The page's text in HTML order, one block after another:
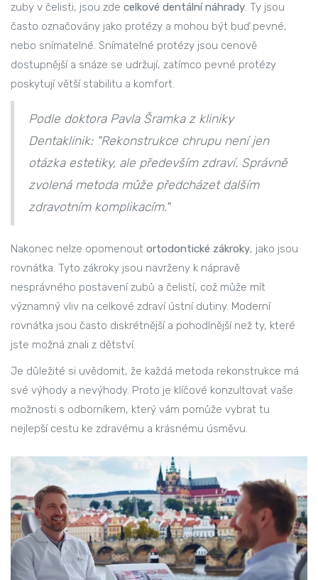
zuby v čelisti, jsou zde celkové dentální náhrady. Ty jsou
často označovány jako protézy a mohou být buď pevné,
nebo snímatelné. Snímatelné protézy jsou cenově
dostupnější a snáze se udržují, zatímco pevné protézy
poskytují větší stabilitu a komfort.
Podle doktora Pavla Šramka z kliniky
Dentaklinik: "Rekonstrukce chrupu není jen
otázka estetiky, ale především zdraví. Správně
zvolená metoda může předcházet dalším
zdravotním komplikacím."
Nakonec nelze opomenout ortodontické zákroky, jako jsou
rovnátka. Tyto zákroky jsou navrženy k nápravě
nesprávného postavení zubů a čelistí, což může mít
významný vliv na celkové zdraví ústní dutiny. Moderní
rovnátka jsou často diskrétnější a pohodlnější než ty, které
jste možná znali z dětství.
Je důležité si uvědomit, že každá metoda rekonstrukce má
své výhody a nevýhody. Proto je klíčové konzultovat vaše
možnosti s odborníkem, který vám pomůže vybrat tu
nejlepší cestu ke zdravému a krásnému úsměvu.